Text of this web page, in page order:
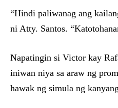
“Hindi paliwanag ang
ni Atty. Santos.
Napatingin si Victor kay
iniwan niya sa araw ng
hawak ng simula ng